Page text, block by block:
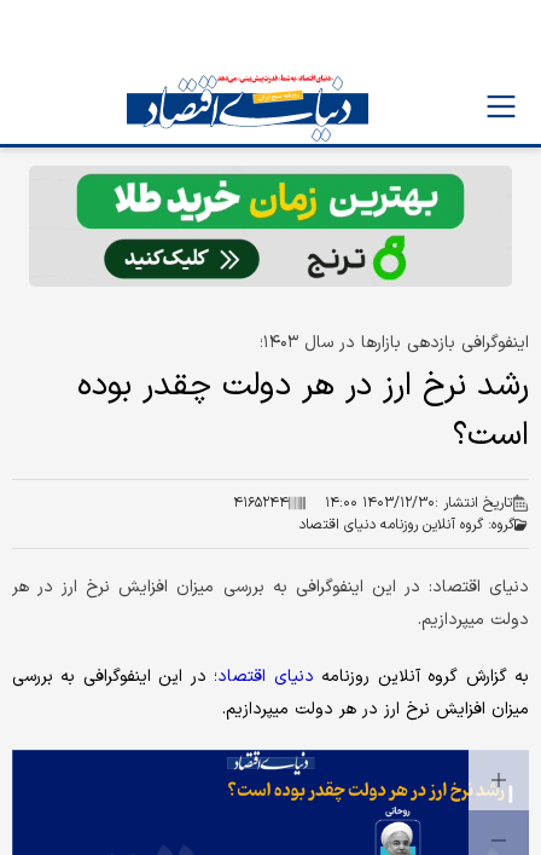
اینفوگرافی بازدهی بازارها در سال ۱۴۰۳؛
رشد نرخ ارز در هر دولت چقدر بوده
است؟
تاریخ انتشار :۱۴۰۳/۱۲/۳۰ ۱۴:۰۰
۴۱۶۵۲۴۴
گروه: گروه آنلاین روزنامه دنیای اقتصاد
دنیای اقتصاد: در این اینفوگرافی به بررسی میزان افزایش نرخ ارز در هر
دولت میپردازیم.
به گزارش گروه آنلاین روزنامه دنیای اقتصاد؛ در این اینفوگرافی به بررسی
میزان افزایش نرخ ارز در هر دولت میپردازیم.